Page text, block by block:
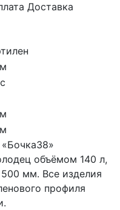
Доставка
объёмом 140 л,
мм. Все изделия
профиля